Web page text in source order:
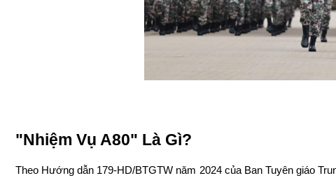
"Nhiệm Vụ A80" Là Gì?
Theo Hướng dẫn 179-HD/BTGTW năm 2024 của Ban Tuyên giáo